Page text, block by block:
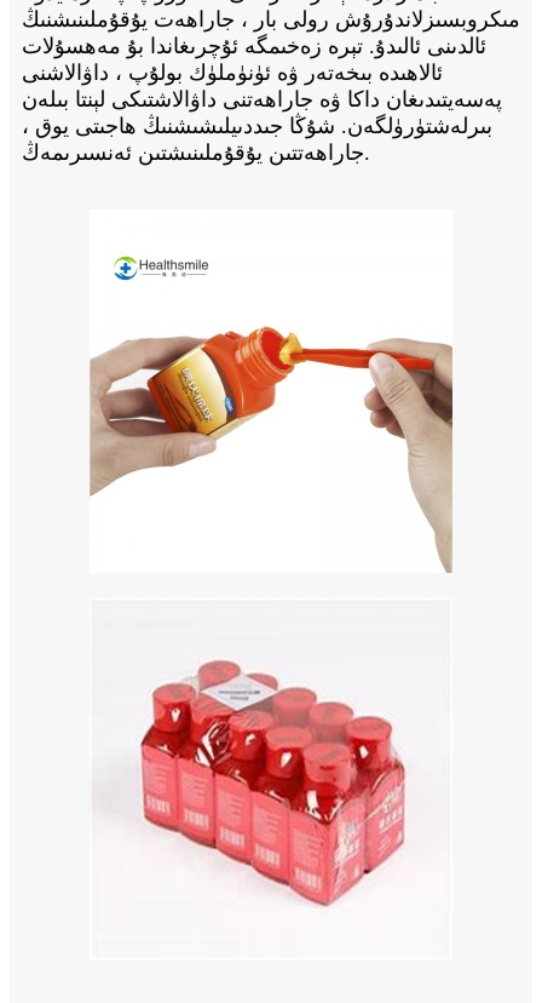
مىكروبسىزلاندۇرۇش رولى بار ، جاراھەت يۇقۇملىنىشنىڭ
ئالدىنى ئالىدۇ. تېرە زەخىمگە ئۇچرىغاندا بۇ مەھسۇلات
ئالاھىدە بىخەتەر ۋە ئۈنۈملۈك بولۇپ ، داۋالاشنى
پەسەيتىدىغان داكا ۋە جاراھەتنى داۋالاشتىكى لېنتا بىلەن
بىرلەشتۈرۈلگەن. شۇڭا جىددىيلىشىشنىڭ ھاجىتى يوق ،
جاراھەتتىن يۇقۇملىنىشتىن ئەنسىرىمەڭ.